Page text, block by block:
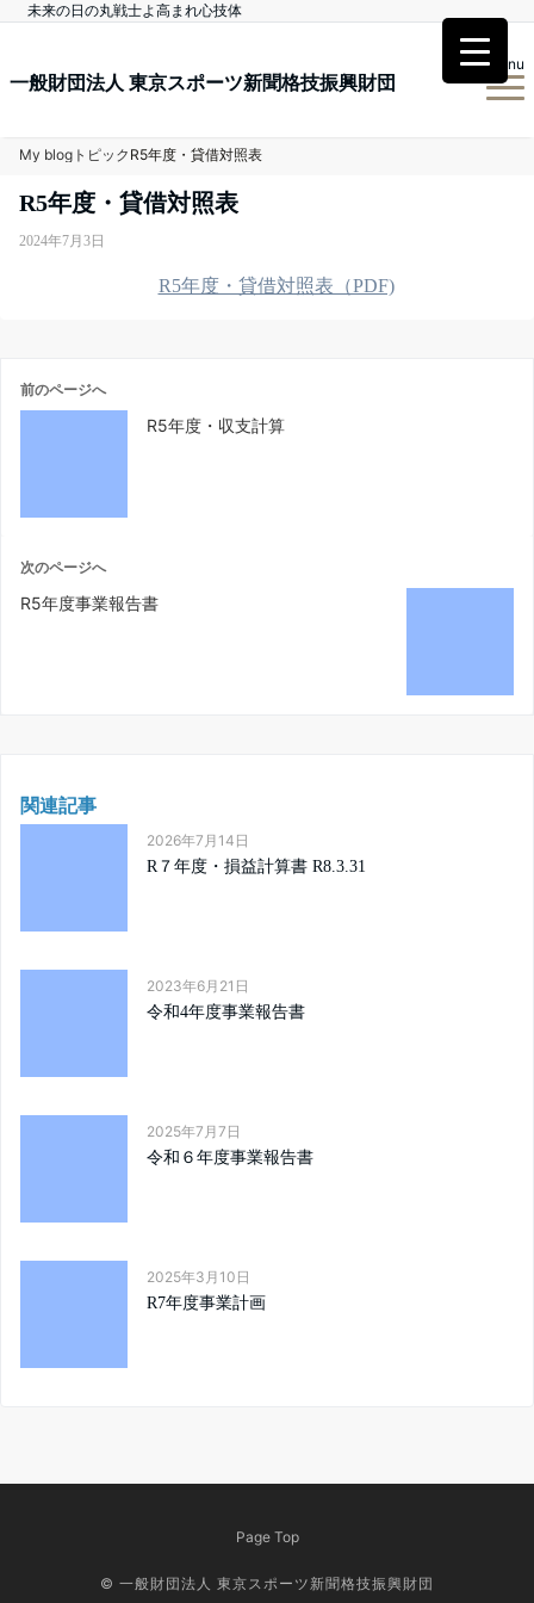
未来の日の丸戦士よ高まれ心技体
一般財団法人 東京スポーツ新聞格技振興財団
Menu
My blog トピック R5年度・貸借対照表
R5年度・貸借対照表
2024年7月3日
R5年度・貸借対照表（PDF)
前のページへ
R5年度・収支計算
次のページへ
R5年度事業報告書
関連記事
2026年7月14日
R７年度・損益計算書 R8.3.31
2023年6月21日
令和4年度事業報告書
2025年7月7日
令和６年度事業報告書
2025年3月10日
R7年度事業計画
Page Top
© 一般財団法人 東京スポーツ新聞格技振興財団